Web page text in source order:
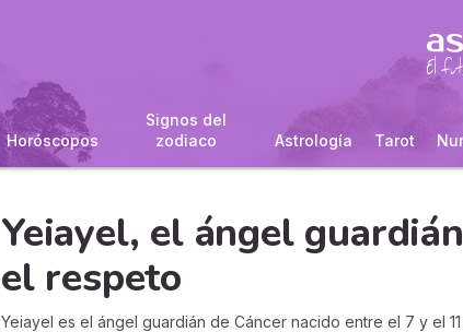
Horóscopos
Signos del
zodiaco
Astrología Tarot
Yeiayel, el ángel
el respeto
Yeiayel es el ángel guardián de Cáncer nacido entre el 7 y el